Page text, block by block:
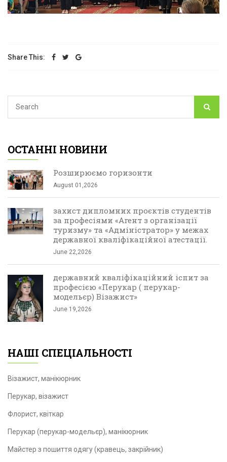
Share This:
ОСТАННІ НОВИНИ
Розширюємо горизонти
August 01,2026
захист дипломних проєктів студентів
за професіями «Агент з організації
туризму» та «Адміністратор» у межах
державної кваліфікаційної атестації.
June 22,2026
державний кваліфікаційний іспит за
професією «Перукар ( перукар-
модельєр) Візажист»
June 19,2026
НАШІ СПЕЦІАЛЬНОСТІ
Візажист, манікюрник
Перукар, візажист
Флорист, квіткар
Перукар (перукар-модельєр), манікюрник
Майстер з пошиття одягу (кравець, закрійник)